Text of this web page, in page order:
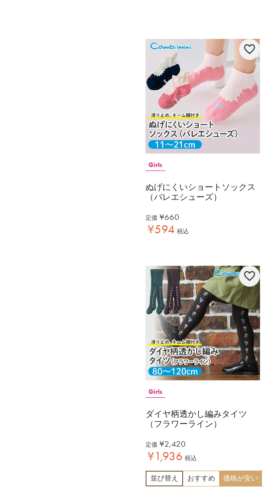
Girls
ぬげにくいショートソックス
（バレエシューズ）
定価 ¥660
¥594 税込
Girls
ダイヤ柄透かし編みタイツ
（フラワーライン）
定価 ¥2,420
¥1,936 税込
並び替え おすすめ 価格が安い